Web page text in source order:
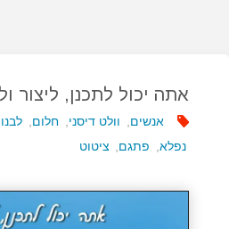
אתה יכול לתכנן, ליצור
אנשים וולט דיסני חלום
נפלא, פתגם ציטוט